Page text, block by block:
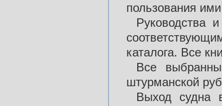
пользования
Руководства
каталога. Все
Все
штурманской
Выход судна